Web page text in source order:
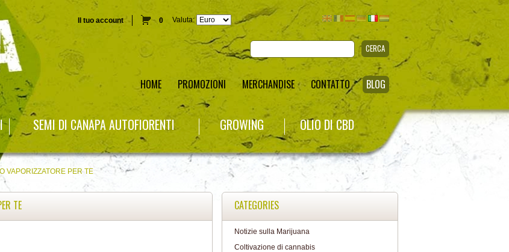
Il tuo account 0 Valuta:
CERCA
HOME PROMOZIONI MERCHANDISE CONTATTO BLOG
SEMI DI CANAPA AUTOFIORENTI GROWING OLIO DI CBD
VAPORIZZATORE PER TE
TE CATEGORIES
Notizie sulla Marijuana
Coltivazione di cannabis